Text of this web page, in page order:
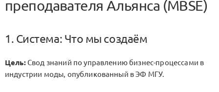
преподавателя Альянса (MBSE)
1. Система: Что мы создаём
Цель:Свод знаний по управлению бизнес-процессами в
индустрии моды, опубликованный в ЭФ МГУ.